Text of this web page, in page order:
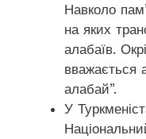
Навколо
на яких
алабаїв.
вважається
алабай”.
У